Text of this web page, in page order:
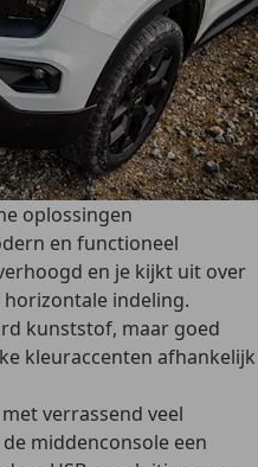
oplossingen
en functioneel
en je kijkt uit over
indeling.
kunststof, maar goed
kleuraccenten afhankelijk
verrassend veel
middenconsole een